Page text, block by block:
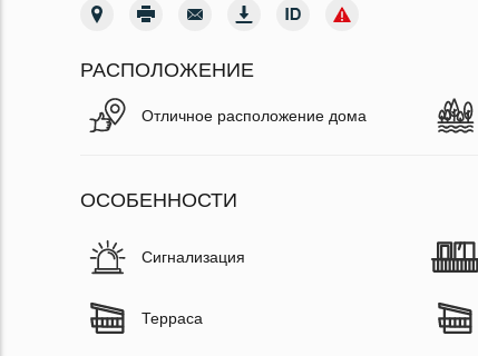
РАСПОЛОЖЕНИЕ
Отличное расположение дома
ОСОБЕННОСТИ
Сигнализация
Терраса